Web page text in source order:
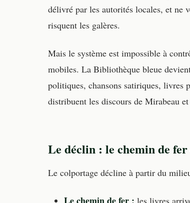
délivré par les autorités locales, et ne
risquent les galères.
Mais le système est impossible à
mobiles. La Bibliothèque bleue
politiques, chansons satiriques, livres
distribuent les discours de Mirabeau
Le déclin : le chemin de
Le colportage décline à partir du
Le chemin de fer : les livres